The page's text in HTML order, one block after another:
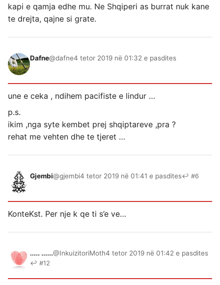
kapi e qamja edhe mu. Ne Shqiperi as burrat nuk kane
te drejta, qajne si grate.
Dafne@dafne4 tetor 2019 në 01:32 e pasdites
une e ceka , ndihem pacifiste e lindur …
p.s.
ikim ,nga syte kembet prej shqiptareve ,pra ?
rehat me vehten dhe te tjeret …
Gjembi@gjembi4 tetor 2019 në 01:41 e pasdites↩ #6
KonteKst. Per nje k qe ti s’e ve…
..... ......@InkuizitoriMoth4 tetor 2019 në 01:42 e pasdites
↩ #12